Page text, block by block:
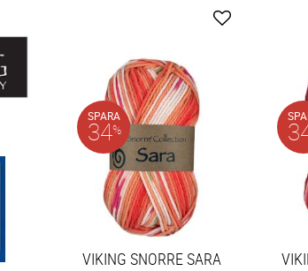
Lägg till i
VIKING SNORRE SARA
SPARA
34%